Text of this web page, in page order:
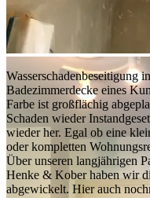
Wasserschadenbeseitigung
Badezimmerdecke eines
Farbe ist großflächig
Schaden wieder
wieder her. Egal ob eine
oder kompletten
Über unseren langjährigen
Henke & Kober haben wir
abgewickelt. Hier auch